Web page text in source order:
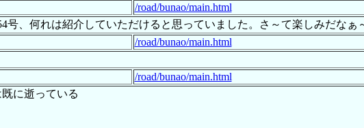
/road/bunao/main.html
号、何れは紹介していただけると思っていました。さ～て楽しみだなぁ
/road/bunao/main.html
/road/bunao/main.html
に逝っている